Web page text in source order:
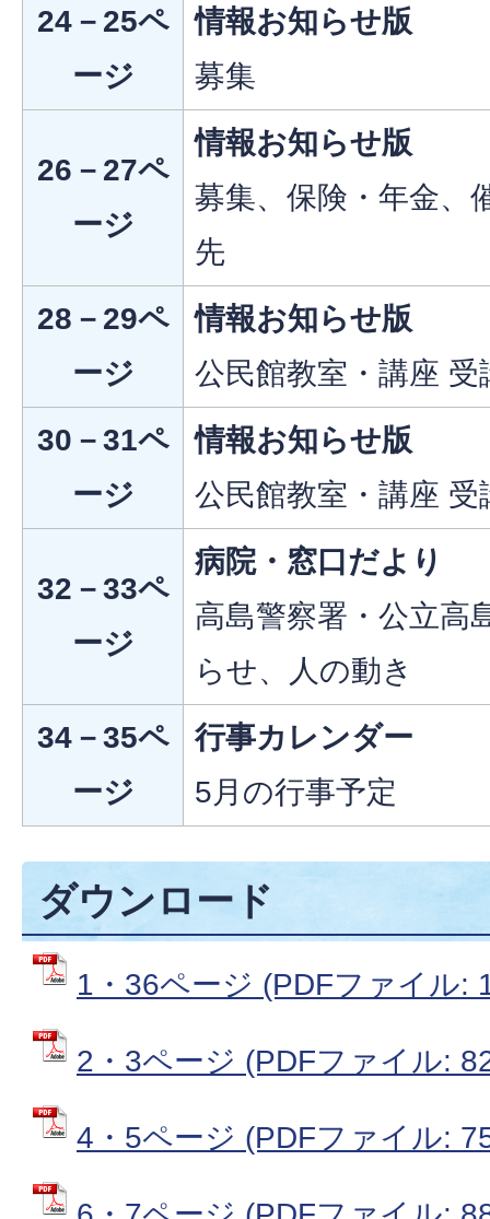
24－25ペ
ージ
情報お知らせ版
募集
26－27ペ
ージ
情報お知らせ版
募集、保険・年金、
先
28－29ペ
ージ
情報お知らせ版
公民館教室・講座 受
30－31ペ
ージ
情報お知らせ版
公民館教室・講座 受
32－33ペ
ージ
病院・窓口だより
高島警察署・公立高
らせ、人の動き
34－35ペ
ージ
行事カレンダー
5月の行事予定
ダウンロード
1・36ページ (PDFファイル:
2・3ページ (PDFファイル:
4・5ページ (PDFファイル: